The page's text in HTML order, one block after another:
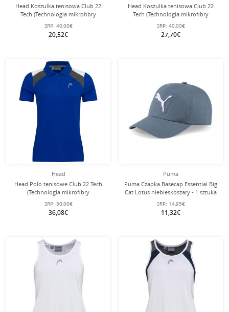
Head Koszulka tenisowa Club 22
Tech (Technologia mikrofibry
odprowadzającej wilgoć) niebieska
damska
SRP: 40,00€
20,52€
Head Koszulka tenisowa Club 22
Tech (Technologia mikrofibry
odprowadzającej wilgoć)
biały/ciemnoniebieski Damska
SRP: 40,00€
27,70€
Head
Head Polo tenisowe Club 22 Tech
(Technologia mikrofibry
odprowadzającej wilgoć) niebieski
królewski damski
SRP: 50,00€
36,08€
Puma
Puma Czapka Basecap Essential Big
Cat Lotus niebieskoszary - 1 sztuka
SRP: 14,95€
11,32€